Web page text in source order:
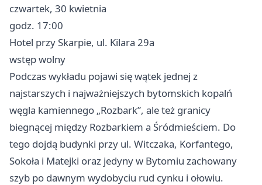
czwartek, 30 kwietnia
godz. 17:00
Hotel przy Skarpie, ul. Kilara 29a
wstęp wolny
Podczas wykładu pojawi się wątek jednej z
najstarszych i najważniejszych bytomskich kopalń
węgla kamiennego „Rozbark”, ale też granicy
biegnącej między Rozbarkiem a Śródmieściem. Do
tego dojdą budynki przy ul. Witczaka, Korfantego,
Sokoła i Matejki oraz jedyny w Bytomiu zachowany
szyb po dawnym wydobyciu rud cynku i ołowiu.